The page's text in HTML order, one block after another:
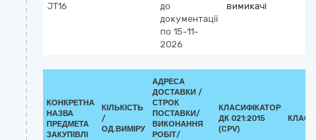
JT16
до
документації
по 15-11-
2026
вимикачі
КОНКРЕТНА
НАЗВА
ПРЕДМЕТА
ЗАКУПІВЛІ
КІЛЬКІСТЬ
/
ОД.ВИМІРУ
АДРЕСА
ДОСТАВКИ /
СТРОК
ПОСТАВКИ/
ВИКОНАННЯ
РОБІТ/
КЛАСИФІКАТОР
ДК 021:2015
(CPV)